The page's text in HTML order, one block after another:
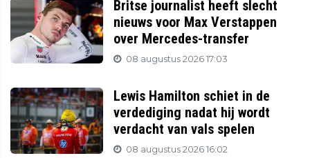
Britse journalist heeft slecht
nieuws voor Max Verstappen
over Mercedes-transfer
08 augustus 2026 17:03
Lewis Hamilton schiet in de
verdediging nadat hij wordt
verdacht van vals spelen
08 augustus 2026 16:02